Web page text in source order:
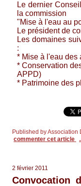
Le dernier Conseil
la commission
"Mise à l'eau au
Le président de
Les domaines
:
* Mise à l'eau des
* Conservation
APPD)
* Patrimoine des
Published by
commenter cet article
2 février 2011
Convocation